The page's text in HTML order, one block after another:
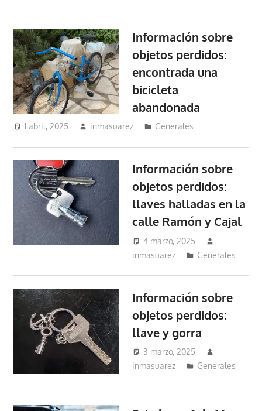
Información sobre
objetos perdidos:
encontrada una
bicicleta
abandonada
1 abril, 2025 inmasuarez Generales
Información sobre
objetos perdidos:
llaves halladas en la
calle Ramón y Cajal
4 marzo, 2025
inmasuarez
Generales
Información sobre
objetos perdidos:
llave y gorra
3 marzo, 2025
inmasuarez
Generales